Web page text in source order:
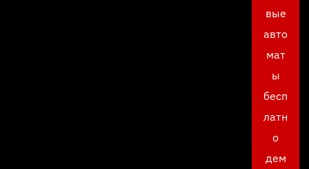
вые
авто
мат
ы
бесп
латн
о
дем